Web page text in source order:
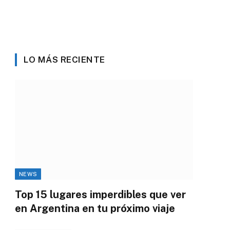
LO MÁS RECIENTE
NEWS
Top 15 lugares imperdibles que ver
en Argentina en tu próximo viaje